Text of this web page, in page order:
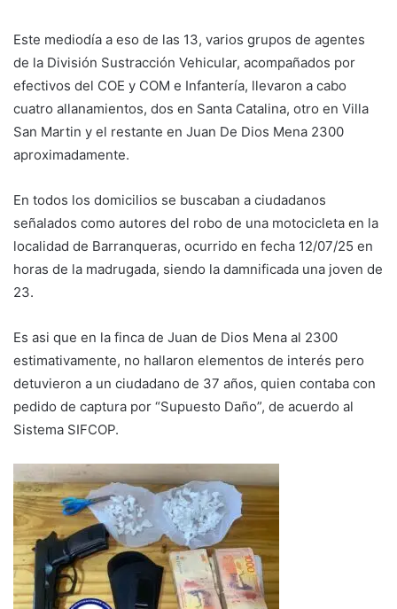
Este mediodía a eso de las 13, varios grupos de agentes
de la División Sustracción Vehicular, acompañados por
efectivos del COE y COM e Infantería, llevaron a cabo
cuatro allanamientos, dos en Santa Catalina, otro en Villa
San Martin y el restante en Juan De Dios Mena 2300
aproximadamente.
En todos los domicilios se buscaban a ciudadanos
señalados como autores del robo de una motocicleta en la
localidad de Barranqueras, ocurrido en fecha 12/07/25 en
horas de la madrugada, siendo la damnificada una joven de
23.
Es asi que en la finca de Juan de Dios Mena al 2300
estimativamente, no hallaron elementos de interés pero
detuvieron a un ciudadano de 37 años, quien contaba con
pedido de captura por “Supuesto Daño”, de acuerdo al
Sistema SIFCOP.